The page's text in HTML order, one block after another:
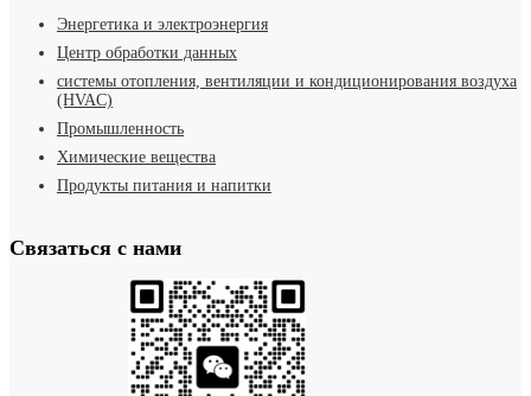
Энергетика и электроэнергия
Центр обработки данных
системы отопления, вентиляции и кондиционирования воздуха
(HVAC)
Промышленность
Химические вещества
Продукты питания и напитки
Связаться с нами